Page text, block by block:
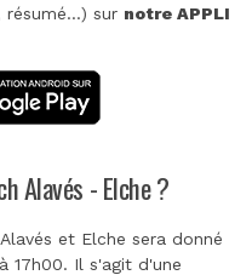
sur notre APPLI
Alavés - Elche ?
et Elche sera donné
17h00. Il s'agit d'une